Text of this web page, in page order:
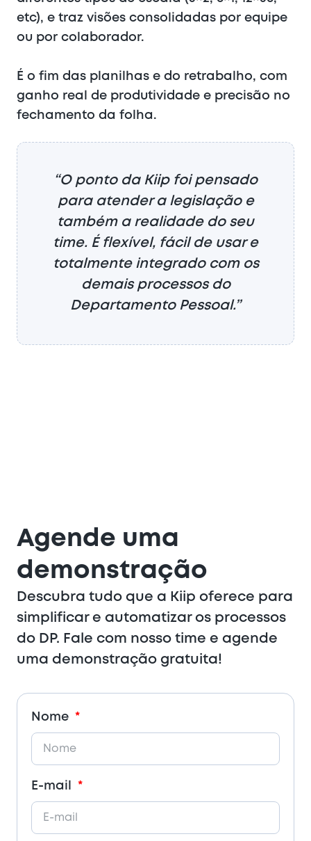
etc), e traz visões consolidadas por equipe
ou por colaborador.
É o fim das planilhas e do retrabalho, com
ganho real de produtividade e precisão no
fechamento da folha.
“O ponto da Kiip foi pensado
para atender a legislação e
também a realidade do seu
time. É flexível, fácil de usar e
totalmente integrado com os
demais processos do
Departamento Pessoal.”
Agende uma
demonstração
Descubra tudo que a Kiip oferece para
simplificar e automatizar os processos
do DP. Fale com nosso time e agende
uma demonstração gratuita!
Nome
E-mail